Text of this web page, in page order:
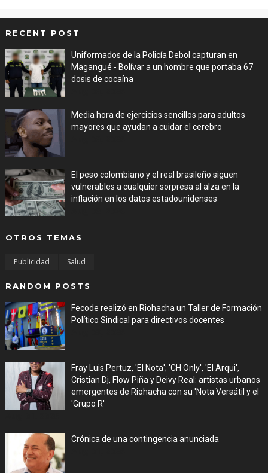
RECENT POST
Uniformados de la Policía Debol capturan en
Magangué - Bolívar a un hombre que portaba 67
dosis de cocaína
Media hora de ejercicios sencillos para adultos
mayores que ayudan a cuidar el cerebro
El peso colombiano y el real brasileño siguen
vulnerables a cualquier sorpresa al alza en la
inflación en los datos estadounidenses
OTROS TEMAS
Publicidad Salud
RANDOM POSTS
Fecode realizó en Riohacha un Taller de Formación
Político Sindical para directivos docentes
Fray Luis Pertuz, 'El Nota'; 'CH Only', 'El Arqui',
Cristian Dj, Flow Piña y Deivy Real: artistas urbanos
emergentes de Riohacha con su 'Nota Versátil y el
'Grupo R'
Crónica de una contingencia anunciada